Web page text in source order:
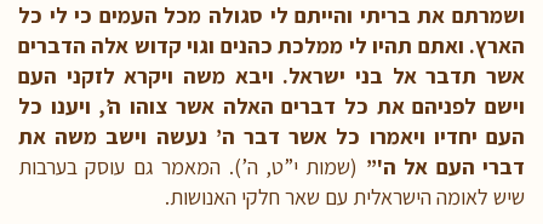
ושמרתם את בריתי והייתם לי סגולה מכל העמים כי לי כל
הארץ. ואתם תהיו לי ממלכת כהנים וגוי קדוש אלה הדברים
אשר תדבר אל בני ישראל. ויבא משה ויקרא לזקני העם
וישם לפניהם את כל דברים האלה אשר צוהו ה’, ויענו כל
העם יחדיו ויאמרו כל אשר דבר ה’ נעשה וישב משה את
דברי העם אל ה'” (שמות י”ט, ה’). המאמר גם עוסק בערבות
שיש לאומה הישראלית עם שאר חלקי האנושות.